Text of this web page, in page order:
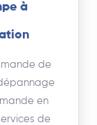
à
de
en
de